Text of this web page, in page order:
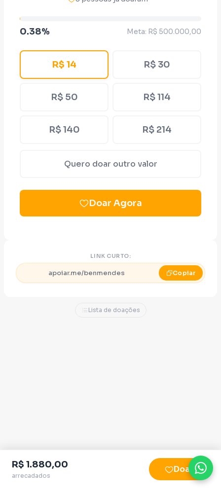
0.38% Meta: R$ 500.000,00
R$ 14 R$ 30
R$ 50 R$ 114
R$ 140 R$ 214
Quero doar outro valor
Doar Agora
LINK CURTO:
apoiar.me/benmendes Copiar
Lista de doações
R$ 1.880,00
arrecadados
Doar